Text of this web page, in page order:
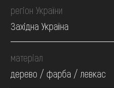
регіон України
Західна Україна
матеріал
дерево / фарба / левкас